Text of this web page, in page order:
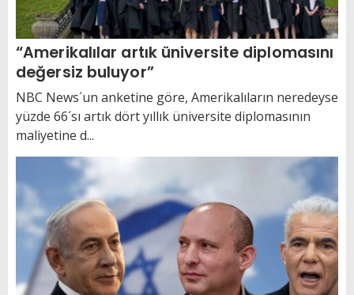
“Amerikalılar artık üniversite diplomasını
değersiz buluyor”
NBC News´un anketine göre, Amerikalıların neredeyse
yüzde 66´sı artık dört yıllık üniversite diplomasının
maliyetine d...